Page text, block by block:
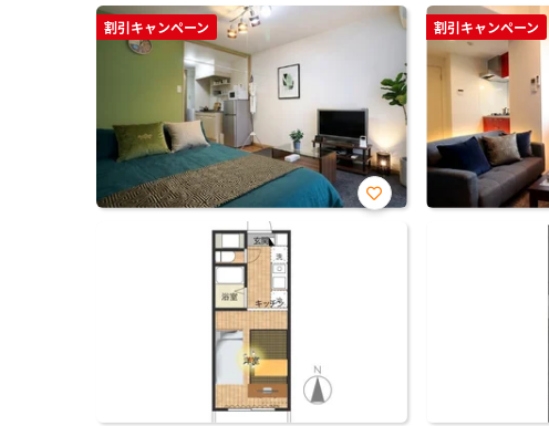
割引キャンペーン
お気
割引キャンペーン